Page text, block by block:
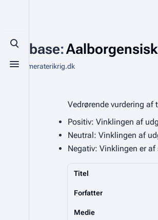
Toggle search
Toggle menu
Database:
Fra Kammeraterikrig.dk
Vedrørende vurdering
Positiv: Vinklingen af
Neutral: Vinklingen af
Negativ: Vinklingen er
Titel
Forfatter
Medie